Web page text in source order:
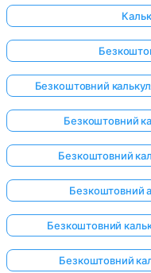
Безкоштовний
Безкоштовний
Безкоштовний
Безкоштовний
Безкоштовний
Безкоштовний